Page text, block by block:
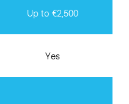
Up to €2,500
Yes